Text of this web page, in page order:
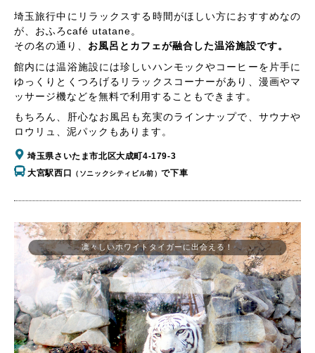
埼玉旅行中にリラックスする時間がほしい方におすすめなの
が、おふろcafé utatane。
その名の通り、 お風呂とカフェが融合した温浴施設です。
館内には温浴施設には珍しいハンモックやコーヒーを片手に
ゆっくりとくつろげるリラックスコーナーがあり、漫画やマ
ッサージ機などを無料で利用することもできます。
もちろん、肝心なお風呂も充実のラインナップで、サウナや
ロウリュ、泥パックもあります。
埼玉県さいたま市北区大成町4-179-3
大宮駅西口
（ソニックシティビル前）で下車
凛々しいホワイトタイガーに出会える！